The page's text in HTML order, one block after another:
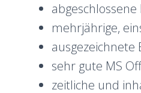
mehrjährige,
ausgezeichnete
sehr gute MS
zeitliche und